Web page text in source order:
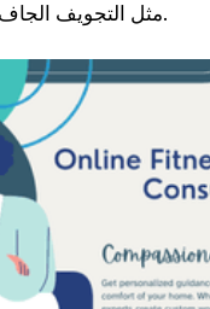
مثل التجويف الجاف ، أي تعرض العظم الكامن.
للغاية لأي شخص جاد في